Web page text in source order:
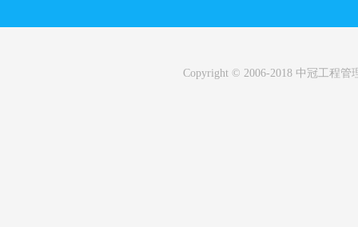
Copyright © 2006-2018 中冠工程管